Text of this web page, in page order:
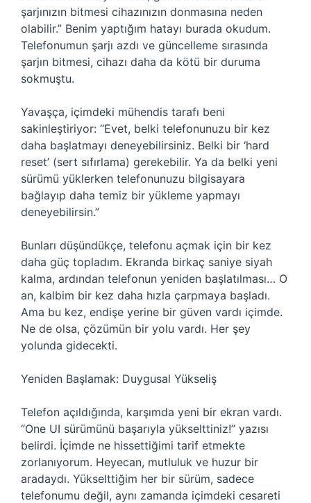
şarjınızın bitmesi cihazınızın donmasına neden
olabilir.” Benim yaptığım hatayı burada okudum.
Telefonumun şarjı azdı ve güncelleme sırasında
şarjın bitmesi, cihazı daha da kötü bir duruma
sokmuştu.
Yavaşça, içimdeki mühendis tarafı beni
sakinleştiriyor: “Evet, belki telefonunuzu bir kez
daha başlatmayı deneyebilirsiniz. Belki bir ‘hard
reset’ (sert sıfırlama) gerekebilir. Ya da belki yeni
sürümü yüklerken telefonunuzu bilgisayara
bağlayıp daha temiz bir yükleme yapmayı
deneyebilirsin.”
Bunları düşündükçe, telefonu açmak için bir kez
daha güç topladım. Ekranda birkaç saniye siyah
kalma, ardından telefonun yeniden başlatılması… O
an, kalbim bir kez daha hızla çarpmaya başladı.
Ama bu kez, endişe yerine bir güven vardı içimde.
Ne de olsa, çözümün bir yolu vardı. Her şey
yolunda gidecekti.
Yeniden Başlamak: Duygusal Yükseliş
Telefon açıldığında, karşımda yeni bir ekran vardı.
“One UI sürümünü başarıyla yükselttiniz!” yazısı
belirdi. İçimde ne hissettiğimi tarif etmekte
zorlanıyorum. Heyecan, mutluluk ve huzur bir
aradaydı. Yükselttiğim her bir sürüm, sadece
telefonumu değil, aynı zamanda içimdeki cesareti